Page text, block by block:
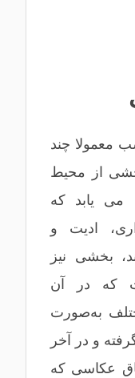
معمولا چند
از محیط
می یابد که
ادیت و
بخشی نیز
که در آن
به‌صورت
و در آخر
عکاسی که